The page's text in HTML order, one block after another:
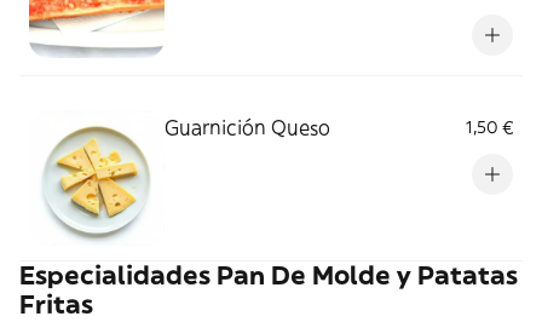
Guarnición Queso 1,50 €
Especialidades Pan De Molde y Patatas
Fritas